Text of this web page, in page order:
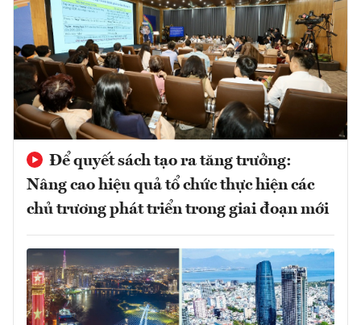
Để quyết sách tạo ra tăng trưởng:
Nâng cao hiệu quả tổ chức thực hiện các
chủ trương phát triển trong giai đoạn mới